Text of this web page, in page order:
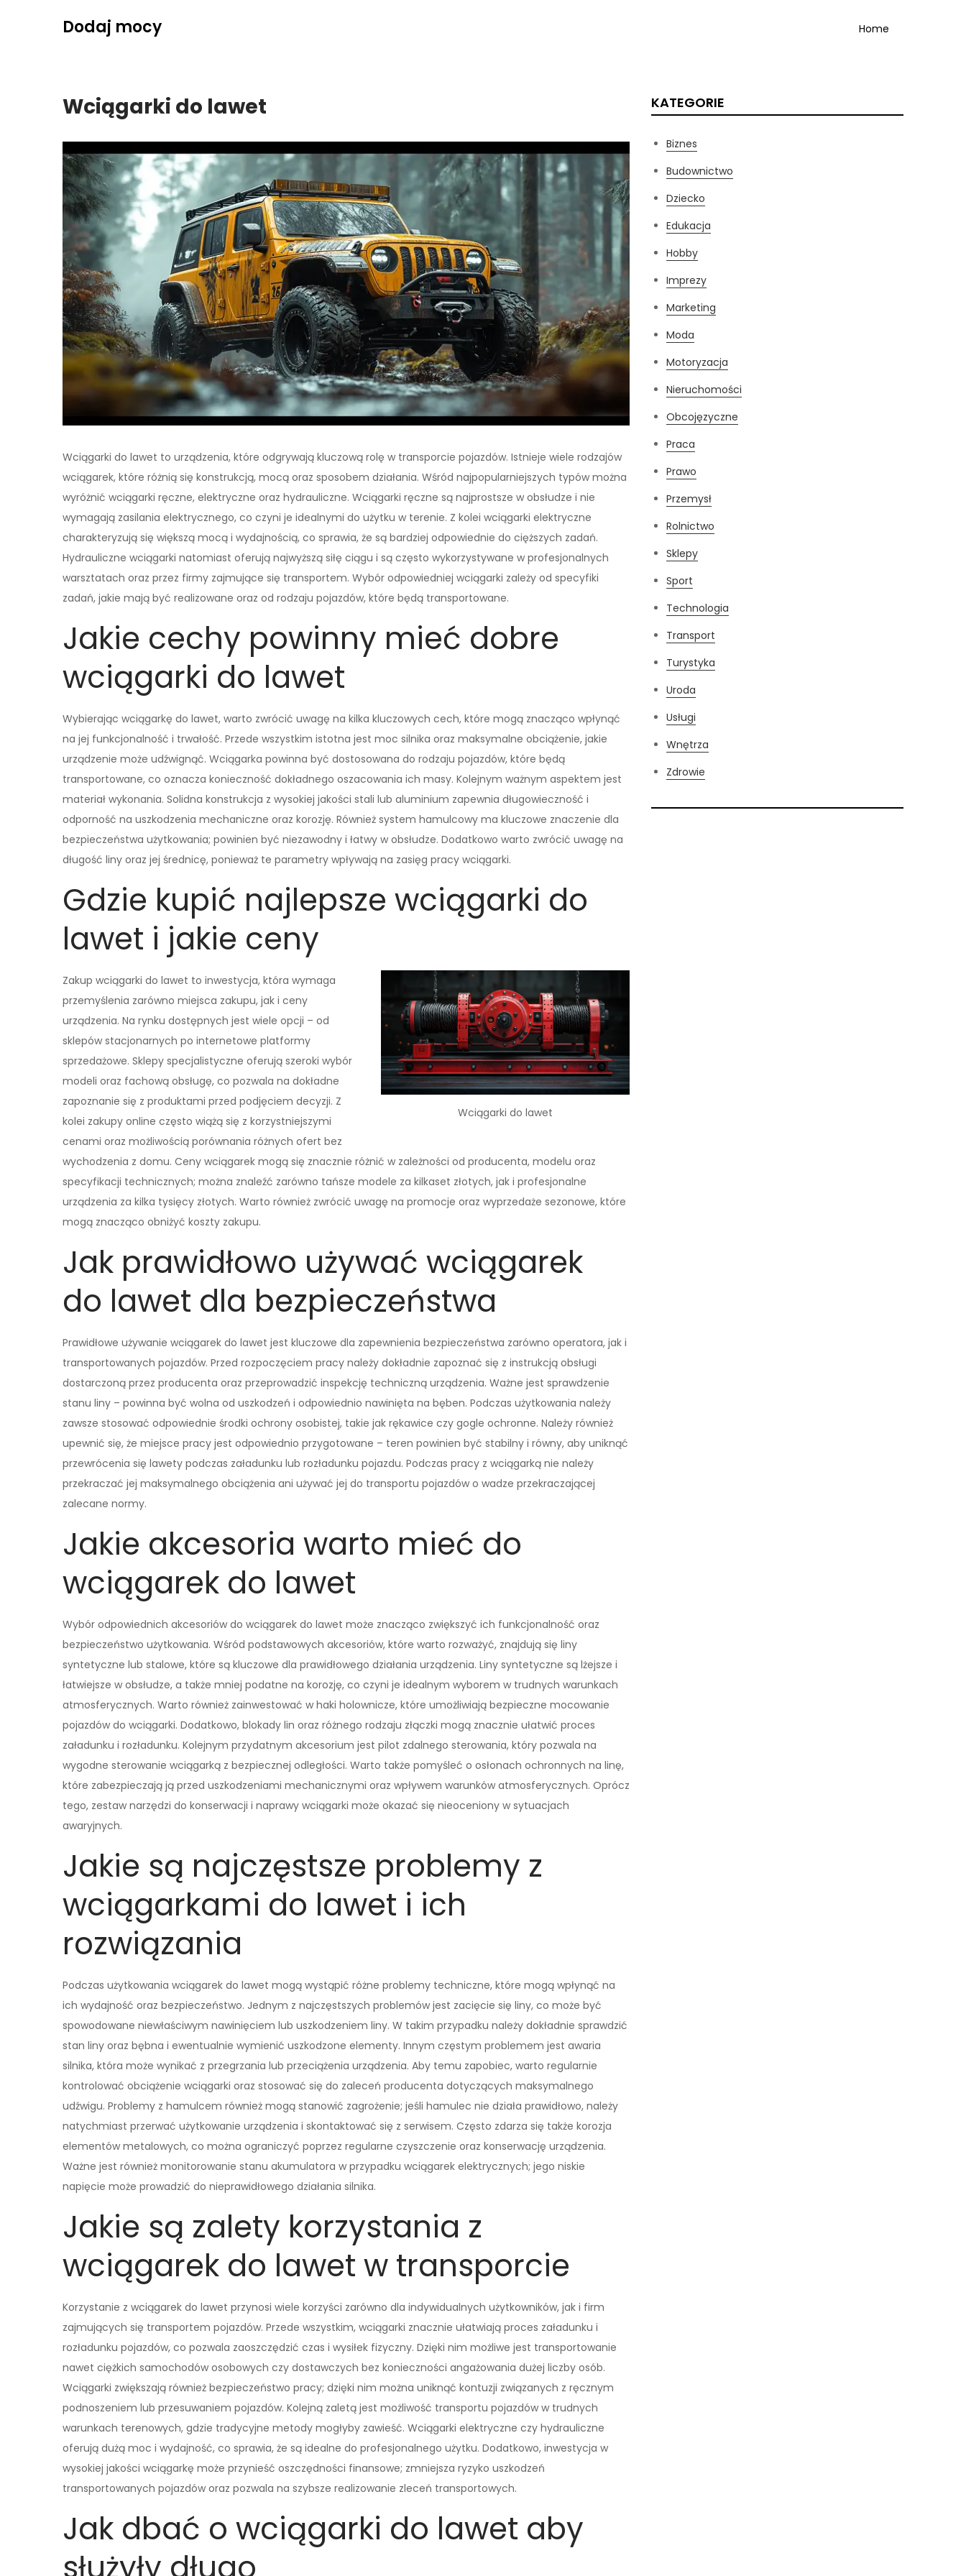
Dodaj mocy Home
Wciągarki do lawet
Wciągarki do lawet to urządzenia, które odgrywają kluczową rolę w transporcie pojazdów. Istnieje wiele rodzajów
wciągarek, które różnią się konstrukcją, mocą oraz sposobem działania. Wśród najpopularniejszych typów można
wyróżnić wciągarki ręczne, elektryczne oraz hydrauliczne. Wciągarki ręczne są najprostsze w obsłudze i nie
wymagają zasilania elektrycznego, co czyni je idealnymi do użytku w terenie. Z kolei wciągarki elektryczne
charakteryzują się większą mocą i wydajnością, co sprawia, że są bardziej odpowiednie do cięższych zadań.
Hydrauliczne wciągarki natomiast oferują najwyższą siłę ciągu i są często wykorzystywane w profesjonalnych
warsztatach oraz przez firmy zajmujące się transportem. Wybór odpowiedniej wciągarki zależy od specyfiki
zadań, jakie mają być realizowane oraz od rodzaju pojazdów, które będą transportowane.
Jakie cechy powinny mieć dobre
wciągarki do lawet
Wybierając wciągarkę do lawet, warto zwrócić uwagę na kilka kluczowych cech, które mogą znacząco wpłynąć
na jej funkcjonalność i trwałość. Przede wszystkim istotna jest moc silnika oraz maksymalne obciążenie, jakie
urządzenie może udźwignąć. Wciągarka powinna być dostosowana do rodzaju pojazdów, które będą
transportowane, co oznacza konieczność dokładnego oszacowania ich masy. Kolejnym ważnym aspektem jest
materiał wykonania. Solidna konstrukcja z wysokiej jakości stali lub aluminium zapewnia długowieczność i
odporność na uszkodzenia mechaniczne oraz korozję. Również system hamulcowy ma kluczowe znaczenie dla
bezpieczeństwa użytkowania; powinien być niezawodny i łatwy w obsłudze. Dodatkowo warto zwrócić uwagę na
długość liny oraz jej średnicę, ponieważ te parametry wpływają na zasięg pracy wciągarki.
Gdzie kupić najlepsze wciągarki do
lawet i jakie ceny
Wciągarki do lawet
Zakup wciągarki do lawet to inwestycja, która wymaga
przemyślenia zarówno miejsca zakupu, jak i ceny
urządzenia. Na rynku dostępnych jest wiele opcji – od
sklepów stacjonarnych po internetowe platformy
sprzedażowe. Sklepy specjalistyczne oferują szeroki wybór
modeli oraz fachową obsługę, co pozwala na dokładne
zapoznanie się z produktami przed podjęciem decyzji. Z
kolei zakupy online często wiążą się z korzystniejszymi
cenami oraz możliwością porównania różnych ofert bez
wychodzenia z domu. Ceny wciągarek mogą się znacznie różnić w zależności od producenta, modelu oraz
specyfikacji technicznych; można znaleźć zarówno tańsze modele za kilkaset złotych, jak i profesjonalne
urządzenia za kilka tysięcy złotych. Warto również zwrócić uwagę na promocje oraz wyprzedaże sezonowe, które
mogą znacząco obniżyć koszty zakupu.
Jak prawidłowo używać wciągarek
do lawet dla bezpieczeństwa
Prawidłowe używanie wciągarek do lawet jest kluczowe dla zapewnienia bezpieczeństwa zarówno operatora, jak i
transportowanych pojazdów. Przed rozpoczęciem pracy należy dokładnie zapoznać się z instrukcją obsługi
dostarczoną przez producenta oraz przeprowadzić inspekcję techniczną urządzenia. Ważne jest sprawdzenie
stanu liny – powinna być wolna od uszkodzeń i odpowiednio nawinięta na bęben. Podczas użytkowania należy
zawsze stosować odpowiednie środki ochrony osobistej, takie jak rękawice czy gogle ochronne. Należy również
upewnić się, że miejsce pracy jest odpowiednio przygotowane – teren powinien być stabilny i równy, aby uniknąć
przewrócenia się lawety podczas załadunku lub rozładunku pojazdu. Podczas pracy z wciągarką nie należy
przekraczać jej maksymalnego obciążenia ani używać jej do transportu pojazdów o wadze przekraczającej
zalecane normy.
Jakie akcesoria warto mieć do
wciągarek do lawet
Wybór odpowiednich akcesoriów do wciągarek do lawet może znacząco zwiększyć ich funkcjonalność oraz
bezpieczeństwo użytkowania. Wśród podstawowych akcesoriów, które warto rozważyć, znajdują się liny
syntetyczne lub stalowe, które są kluczowe dla prawidłowego działania urządzenia. Liny syntetyczne są lżejsze i
łatwiejsze w obsłudze, a także mniej podatne na korozję, co czyni je idealnym wyborem w trudnych warunkach
atmosferycznych. Warto również zainwestować w haki holownicze, które umożliwiają bezpieczne mocowanie
pojazdów do wciągarki. Dodatkowo, blokady lin oraz różnego rodzaju złączki mogą znacznie ułatwić proces
załadunku i rozładunku. Kolejnym przydatnym akcesorium jest pilot zdalnego sterowania, który pozwala na
wygodne sterowanie wciągarką z bezpiecznej odległości. Warto także pomyśleć o osłonach ochronnych na linę,
które zabezpieczają ją przed uszkodzeniami mechanicznymi oraz wpływem warunków atmosferycznych. Oprócz
tego, zestaw narzędzi do konserwacji i naprawy wciągarki może okazać się nieoceniony w sytuacjach
awaryjnych.
Jakie są najczęstsze problemy z
wciągarkami do lawet i ich
rozwiązania
Podczas użytkowania wciągarek do lawet mogą wystąpić różne problemy techniczne, które mogą wpłynąć na
ich wydajność oraz bezpieczeństwo. Jednym z najczęstszych problemów jest zacięcie się liny, co może być
spowodowane niewłaściwym nawinięciem lub uszkodzeniem liny. W takim przypadku należy dokładnie sprawdzić
stan liny oraz bębna i ewentualnie wymienić uszkodzone elementy. Innym częstym problemem jest awaria
silnika, która może wynikać z przegrzania lub przeciążenia urządzenia. Aby temu zapobiec, warto regularnie
kontrolować obciążenie wciągarki oraz stosować się do zaleceń producenta dotyczących maksymalnego
udźwigu. Problemy z hamulcem również mogą stanowić zagrożenie; jeśli hamulec nie działa prawidłowo, należy
natychmiast przerwać użytkowanie urządzenia i skontaktować się z serwisem. Często zdarza się także korozja
elementów metalowych, co można ograniczyć poprzez regularne czyszczenie oraz konserwację urządzenia.
Ważne jest również monitorowanie stanu akumulatora w przypadku wciągarek elektrycznych; jego niskie
napięcie może prowadzić do nieprawidłowego działania silnika.
Jakie są zalety korzystania z
wciągarek do lawet w transporcie
Korzystanie z wciągarek do lawet przynosi wiele korzyści zarówno dla indywidualnych użytkowników, jak i firm
zajmujących się transportem pojazdów. Przede wszystkim, wciągarki znacznie ułatwiają proces załadunku i
rozładunku pojazdów, co pozwala zaoszczędzić czas i wysiłek fizyczny. Dzięki nim możliwe jest transportowanie
nawet ciężkich samochodów osobowych czy dostawczych bez konieczności angażowania dużej liczby osób.
Wciągarki zwiększają również bezpieczeństwo pracy; dzięki nim można uniknąć kontuzji związanych z ręcznym
podnoszeniem lub przesuwaniem pojazdów. Kolejną zaletą jest możliwość transportu pojazdów w trudnych
warunkach terenowych, gdzie tradycyjne metody mogłyby zawieść. Wciągarki elektryczne czy hydrauliczne
oferują dużą moc i wydajność, co sprawia, że są idealne do profesjonalnego użytku. Dodatkowo, inwestycja w
wysokiej jakości wciągarkę może przynieść oszczędności finansowe; zmniejsza ryzyko uszkodzeń
transportowanych pojazdów oraz pozwala na szybsze realizowanie zleceń transportowych.
Jak dbać o wciągarki do lawet aby
służyły długo
KATEGORIE
Biznes
Budownictwo
Dziecko
Edukacja
Hobby
Imprezy
Marketing
Moda
Motoryzacja
Nieruchomości
Obcojęzyczne
Praca
Prawo
Przemysł
Rolnictwo
Sklepy
Sport
Technologia
Transport
Turystyka
Uroda
Usługi
Wnętrza
Zdrowie